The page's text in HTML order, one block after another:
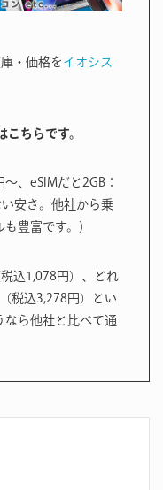
・価格を イオシス
こちらです。
〜、eSIMだと2GB：
安さ。他社から乗
豊富です。）
税込1,078円）、どれ
税込3,278円）とい
なら他社と比べて通